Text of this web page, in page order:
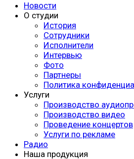
Новости
О студии
История
Сотрудники
Исполнители
Интервью
Фото
Партнеры
Политика
Услуги
Производство
Производство видео
Проведение концертов
Услуги по рекламе
Радио
Наша продукция